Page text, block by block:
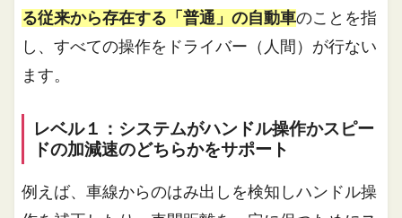
る従来から存在する「普通」の自動車のことを指
し、すべての操作をドライバー（人間）が行ない
ます。
レベル１：システムがハンドル操作かスピー
ドの加減速のどちらかをサポート
例えば、車線からのはみ出しを検知しハンドル操